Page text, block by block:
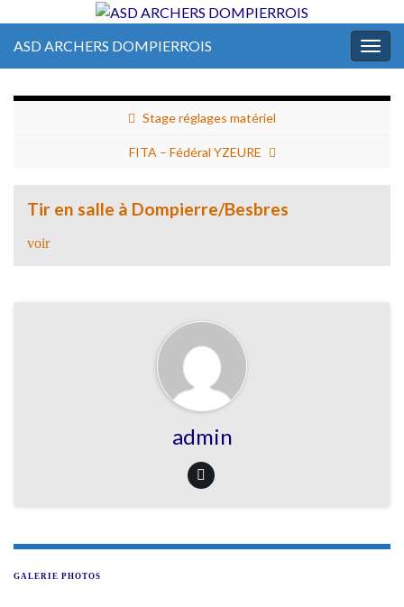
ASD ARCHERS DOMPIERROIS
Stage réglages matériel
FITA – Fédéral YZEURE
Tir en salle à Dompierre/Besbres
voir
admin
GALERIE PHOTOS